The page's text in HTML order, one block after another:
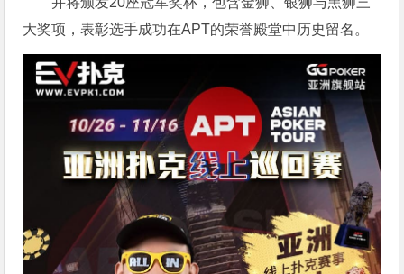
大奖项，表彰选手成功在APT的荣誉殿堂中历史留名。